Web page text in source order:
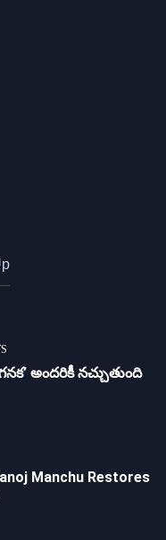
అందరికీ నచ్చుతుంది
Manchu Restores